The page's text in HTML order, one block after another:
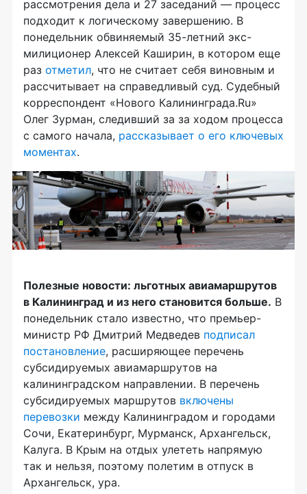
рассмотрения дела и 27 заседаний — процесс
подходит к логическому завершению. В
понедельник обвиняемый 35-летний экс-
милиционер Алексей Каширин, в котором еще
раз отметил, что не считает себя виновным и
рассчитывает на справедливый суд. Судебный
корреспондент «Нового Калининграда.Ru»
Олег Зурман, следивший за за ходом процесса
с самого начала, рассказывает о его ключевых
моментах.
Полезные новости: льготных авиамаршрутов
в Калининград и из него становится больше. В
понедельник стало известно, что премьер-
министр РФ Дмитрий Медведев подписал
постановление, расширяющее перечень
субсидируемых авиамаршрутов на
калининградском направлении. В перечень
субсидируемых маршрутов включены
перевозки между Калининградом и городами
Сочи, Екатеринбург, Мурманск, Архангельск,
Калуга. В Крым на отдых улететь напрямую
так и нельзя, поэтому полетим в отпуск в
Архангельск, ура.